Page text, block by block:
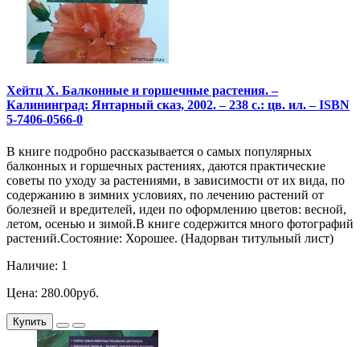
Хейтц Х. Балконные и горшечные растения. –
Калининград: Янтарный сказ, 2002. – 238 с.: цв. ил. – ISBN
5-7406-0566-0
В книге подробно рассказывается о самых популярных
балконных и горшечных растениях, даются практические
советы по уходу за растениями, в зависимости от их вида, по
содержанию в зимних условиях, по лечению растений от
болезней и вредителей, идеи по оформлению цветов: весной,
летом, осенью и зимой.В книге содержится много фотографий
растений.Состояние: Хорошее. (Надорван титульный лист)
Наличие: 1
Цена: 280.00руб.
Купить